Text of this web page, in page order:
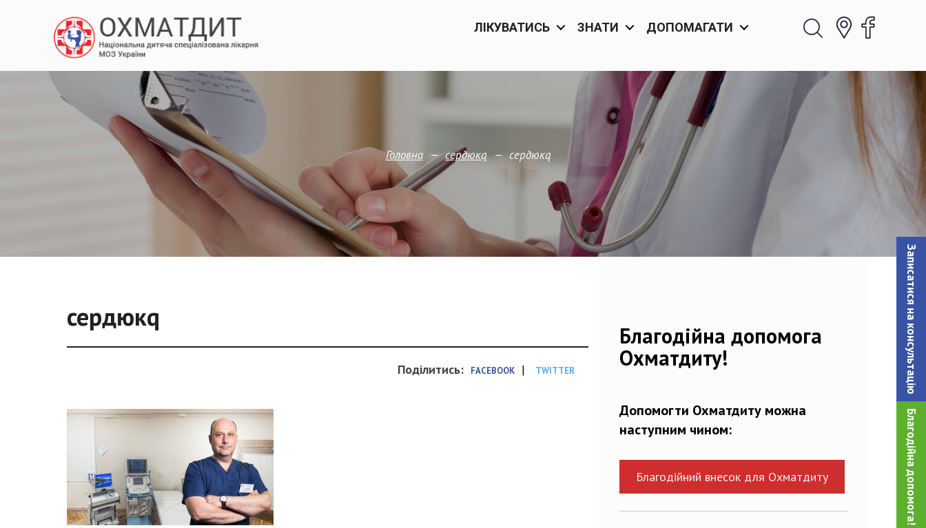
Записатися на консультацiю
Благодійна допомога!
ЛІКУВАТИСЬ ЗНАТИ ДОПОМАГАТИ
Головна — сердюкq — сердюкq
сердюкq
Поділитись: FACEBOOK | TWITTER
Благодійна допомога
Охматдиту!
Допомогти Охматдиту можна
наступним чином:
Благодійний внесок для Охматдиту